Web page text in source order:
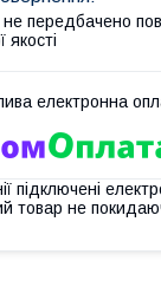
передбачено
якості
підключені
товар не